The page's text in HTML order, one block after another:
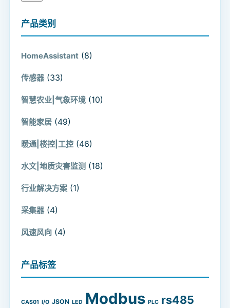
产品类别
HomeAssistant (8)
传感器 (33)
智慧农业|气象环境 (10)
智能家居 (49)
暖通|楼控|工控 (46)
水文|地质灾害监测 (18)
行业解决方案 (1)
采集器 (4)
风速风向 (4)
产品标签
CAS01 I/O JSON LED Modbus PLC rs485